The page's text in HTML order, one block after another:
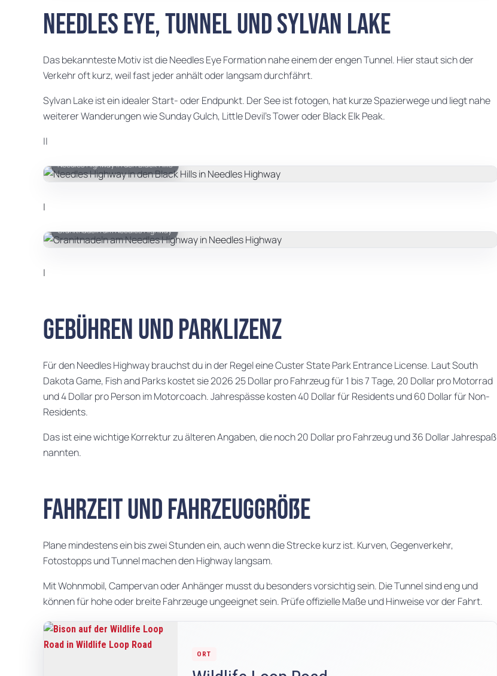
Needles Eye, Tunnel und Sylvan Lake
Das bekannteste Motiv ist die Needles Eye Formation nahe einem der engen Tunnel. Hier staut sich der
Verkehr oft kurz, weil fast jeder anhält oder langsam durchfährt.
Sylvan Lake ist ein idealer Start- oder Endpunkt. Der See ist fotogen, hat kurze Spazierwege und liegt nahe
weiterer Wanderungen wie Sunday Gulch, Little Devil's Tower oder Black Elk Peak.
||
Needles Highway in den Black Hills
|
Granitnadeln am Needles Highway
|
Gebühren und Parklizenz
Für den Needles Highway brauchst du in der Regel eine Custer State Park Entrance License. Laut South
Dakota Game, Fish and Parks kostet sie 2026 25 Dollar pro Fahrzeug für 1 bis 7 Tage, 20 Dollar pro Motorrad
und 4 Dollar pro Person im Motorcoach. Jahrespässe kosten 40 Dollar für Residents und 60 Dollar für Non-
Residents.
Das ist eine wichtige Korrektur zu älteren Angaben, die noch 20 Dollar pro Fahrzeug und 36 Dollar Jahrespaß
nannten.
Fahrzeit und Fahrzeuggröße
Plane mindestens ein bis zwei Stunden ein, auch wenn die Strecke kurz ist. Kurven, Gegenverkehr,
Fotostopps und Tunnel machen den Highway langsam.
Mit Wohnmobil, Campervan oder Anhänger musst du besonders vorsichtig sein. Die Tunnel sind eng und
können für hohe oder breite Fahrzeuge ungeeignet sein. Prüfe offizielle Maße und Hinweise vor der Fahrt.
ORT